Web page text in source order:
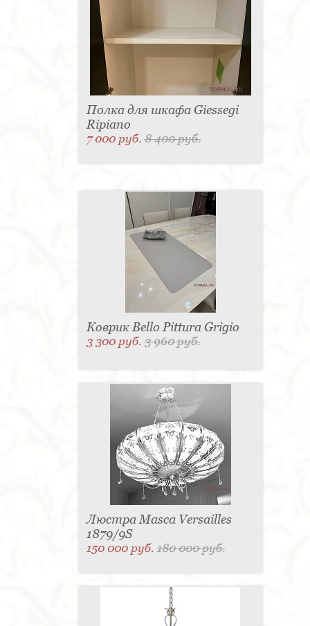
Полка для шкафа Giessegi
Ripiano
7 000 руб.8 400 руб.
Коврик Bello Pittura Grigio
3 300 руб.3 960 руб.
Люстра Masca Versailles
1879/9S
150 000 руб.180 000 руб.